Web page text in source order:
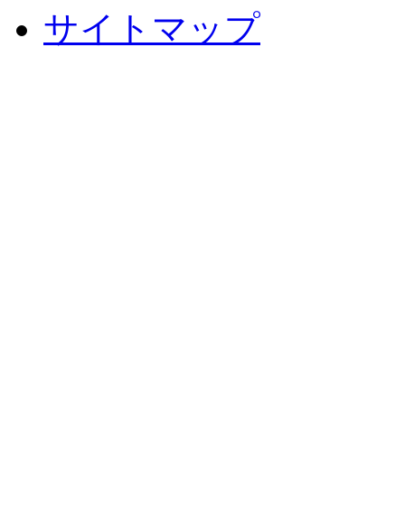
サイトマップ